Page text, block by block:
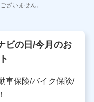
する保険関連サービ
理のため
保険その他に関する
等の委託業務遂行の
当社、株式会社NTT
ざいません。
ビの日/今月のお
車保険/バイク保険/